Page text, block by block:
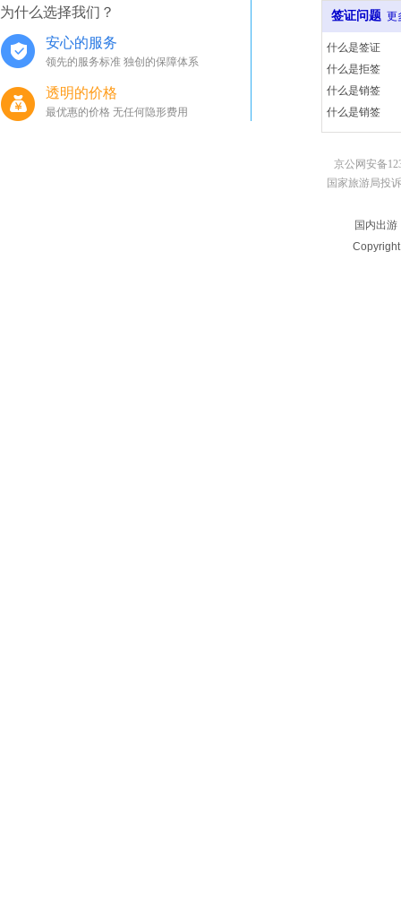
签证问题 更
什么是签证
什么是拒签
什么是销签
什么是销签
为什么选择我们？
安心的服务
领先的服务标准 独创的保障体系
透明的价格
最优惠的价格 无任何隐形费用
京公网安备
国家旅游局投
国内出游